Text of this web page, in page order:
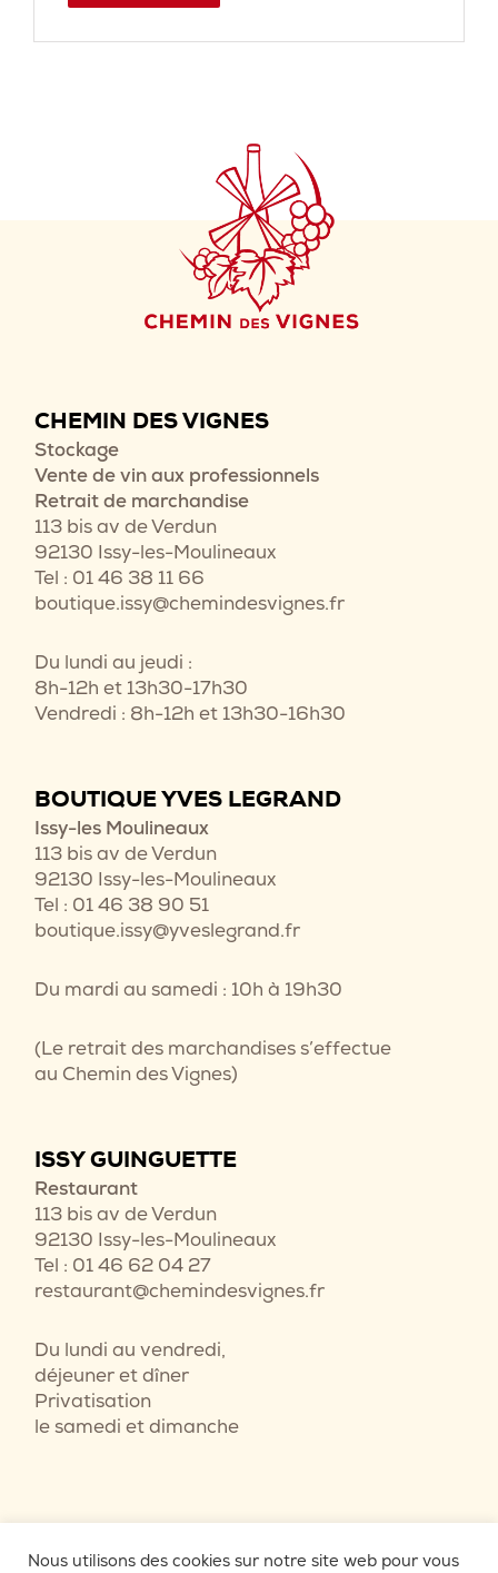
CHEMIN DES VIGNES
Stockage
Vente de vin aux professionnels
Retrait de marchandise
113 bis av de Verdun
92130 Issy-les-Moulineaux
Tel : 01 46 38 11 66
boutique.issy@chemindesvignes.fr
Du lundi au jeudi :
8h-12h et 13h30-17h30
Vendredi : 8h-12h et 13h30-16h30
BOUTIQUE YVES LEGRAND
Issy-les Moulineaux
113 bis av de Verdun
92130 Issy-les-Moulineaux
Tel : 01 46 38 90 51
boutique.issy@yveslegrand.fr
Du mardi au samedi : 10h à 19h30
(Le retrait des marchandises s’effectue
au Chemin des Vignes)
ISSY GUINGUETTE
Restaurant
113 bis av de Verdun
92130 Issy-les-Moulineaux
Tel : 01 46 62 04 27
restaurant@chemindesvignes.fr
Du lundi au vendredi,
déjeuner et dîner
Privatisation
le samedi et dimanche
Nous utilisons des cookies sur notre site web pour vous